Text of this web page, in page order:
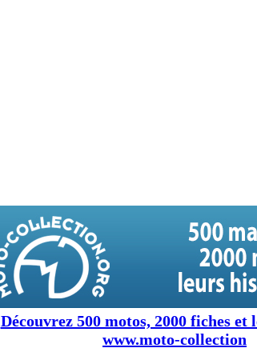
Découvrez 500 motos, 2000 fiches et
www.moto-collection